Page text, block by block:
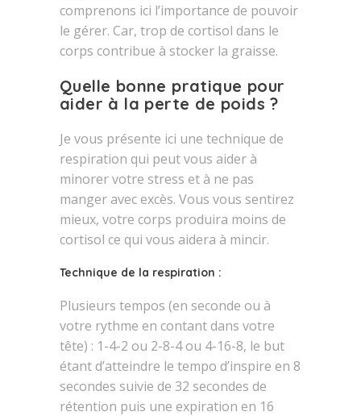
comprenons ici l’importance de pouvoir
le gérer. Car, trop de cortisol dans le
corps contribue à stocker la graisse.
Quelle bonne pratique pour
aider à la perte de poids ?
Je vous présente ici une technique de
respiration qui peut vous aider à
minorer votre stress et à ne pas
manger avec excès. Vous vous sentirez
mieux, votre corps produira moins de
cortisol ce qui vous aidera à mincir.
Technique de la respiration :
Plusieurs tempos (en seconde ou à
votre rythme en contant dans votre
tête) : 1-4-2 ou 2-8-4 ou 4-16-8, le but
étant d’atteindre le tempo d’inspire en 8
secondes suivie de 32 secondes de
rétention puis une expiration en 16